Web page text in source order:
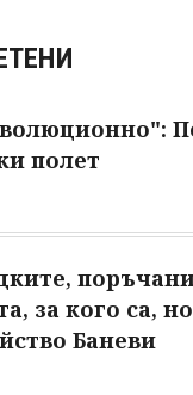
полет
за кого са,
Баневи